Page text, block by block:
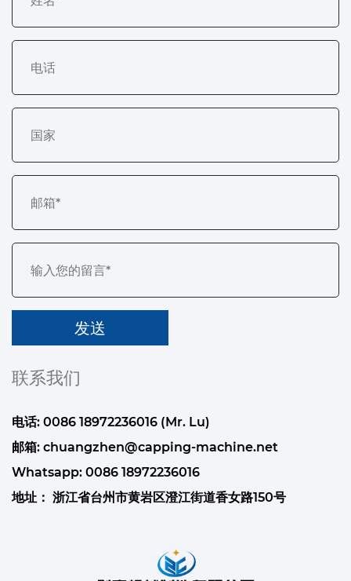
联系我们
电话: 0086 18972236016 (Mr. Lu)
邮箱: chuangzhen@capping-machine.net
Whatsapp: 0086 18972236016
地址： 浙江省台州市黄岩区澄江街道香女路150号